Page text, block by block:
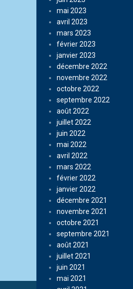
mai 2023
avril 2023
mars 2023
février 2023
janvier 2023
décembre 2022
novembre 2022
octobre 2022
septembre 2022
août 2022
juillet 2022
juin 2022
mai 2022
avril 2022
mars 2022
février 2022
janvier 2022
décembre 2021
novembre 2021
octobre 2021
septembre 2021
août 2021
juillet 2021
juin 2021
mai 2021